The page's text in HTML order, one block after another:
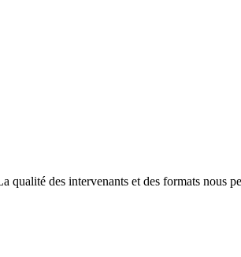
des intervenants et des formats nous